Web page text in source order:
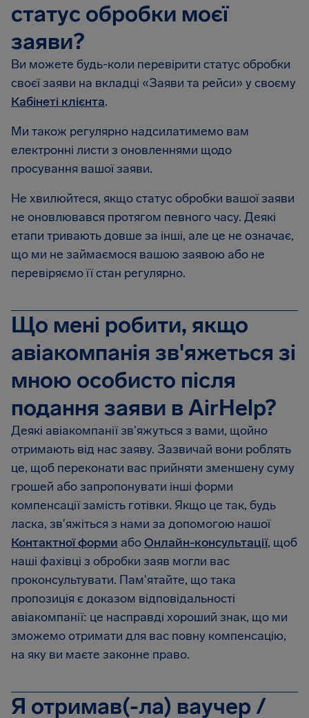
статус обробки моєї
заяви?
Ви можете будь-коли перевірити статус обробки
своєї заяви на вкладці «Заяви та рейси» у своєму
Кабінеті клієнта.
Ми також регулярно надсилатимемо вам
електронні листи з оновленнями щодо
просування вашої заяви.
Не хвилюйтеся, якщо статус обробки вашої заяви
не оновлювався протягом певного часу. Деякі
етапи тривають довше за інші, але це не означає,
що ми не займаємося вашою заявою або не
перевіряємо її стан регулярно.
Що мені робити, якщо
авіакомпанія зв'яжеться зі
мною особисто після
подання заяви в AirHelp?
Деякі авіакомпанії зв'яжуться з вами, щойно
отримають від нас заяву. Зазвичай вони роблять
це, щоб переконати вас прийняти зменшену суму
грошей або запропонувати інші форми
компенсації замість готівки. Якщо це так, будь
ласка, зв'яжіться з нами за допомогою нашої
Контактної форми абоОнлайн-консультації, щоб
наші фахівці з обробки заяв могли вас
проконсультувати. Пам'ятайте, що така
пропозиція є доказом відповідальності
авіакомпанії: це насправді хороший знак, що ми
зможемо отримати для вас повну компенсацію,
на яку ви маєте законне право.
Я отримав(-ла) ваучер /